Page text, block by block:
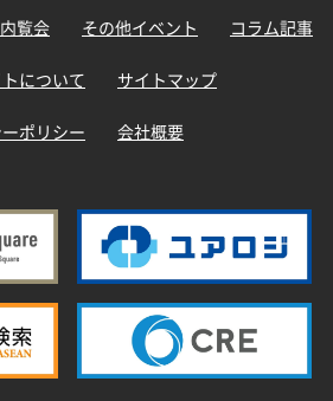
覧会 その他イベント コラム記事
について サイトマップ
ポリシー 会社概要